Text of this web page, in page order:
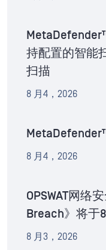
持配置的智能
扫描
8 月4，2026
8 月4，2026
OPSWAT网络
Breach》将于
8 月3，2026